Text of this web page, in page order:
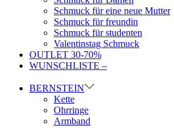
Schmuck für eine neue Mutter
Schmuck für freundin
Schmuck für studenten
Valentinstag Schmuck
OUTLET 30-70%
WUNSCHLISTE –
BERNSTEIN
Kette
Ohrringe
Armband